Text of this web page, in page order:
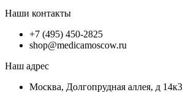
Наши контакты
+7 (495) 450-2825
shop@medicamoscow.ru
Наш адрес
Москва, Долгопрудная аллея, д 14к3